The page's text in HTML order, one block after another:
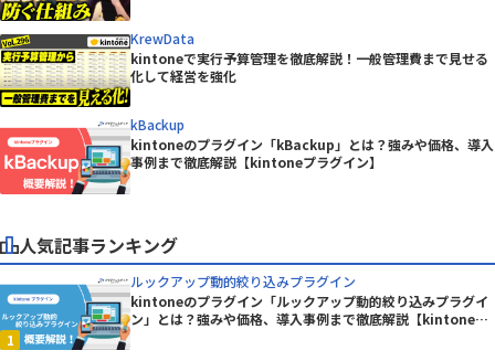
KrewData
kintoneで実行予算管理を徹底解説！一般管理費まで見せる
化して経営を強化
kBackup
kintoneのプラグイン「kBackup」とは？強みや価格、導入
事例まで徹底解説【kintoneプラグイン】
人気記事ランキング
ルックアップ動的絞り込みプラグイン
kintoneのプラグイン「ルックアップ動的絞り込みプラグイ
ン」とは？強みや価格、導入事例まで徹底解説【kintoneプ